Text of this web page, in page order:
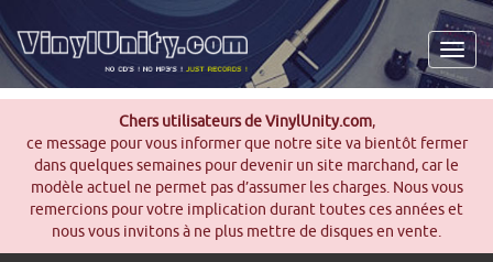
Chers utilisateurs de VinylUnity.com,
ce message pour vous informer que notre site va bientôt fermer
dans quelques semaines pour devenir un site marchand, car le
modèle actuel ne permet pas d’assumer les charges. Nous vous
remercions pour votre implication durant toutes ces années et
nous vous invitons à ne plus mettre de disques en vente.